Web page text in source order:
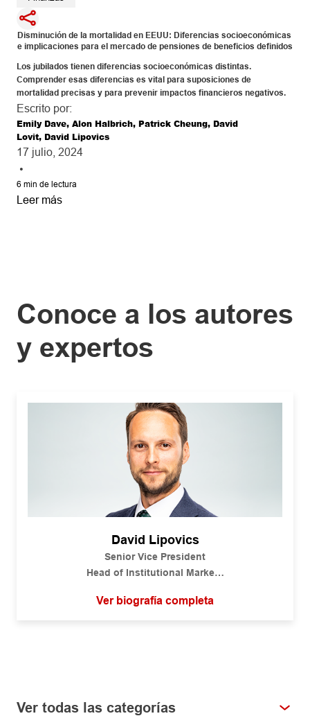
Disminución de la mortalidad en EEUU: Diferencias socioeconómicas
e implicaciones para el mercado de pensiones de beneficios definidos
Los jubilados tienen diferencias socioeconómicas distintas.
Comprender esas diferencias es vital para suposiciones de
mortalidad precisas y para prevenir impactos financieros negativos.
Escrito por:
Emily Dave, Alon Halbrich, Patrick Cheung, David
Lovit, David Lipovics
17 julio, 2024
•
6 min de lectura
Leer más
Conoce a los autores
y expertos
David Lipovics
Senior Vice President
Head of Institutional Markets
Ver biografía completa
Ver todas las categorías